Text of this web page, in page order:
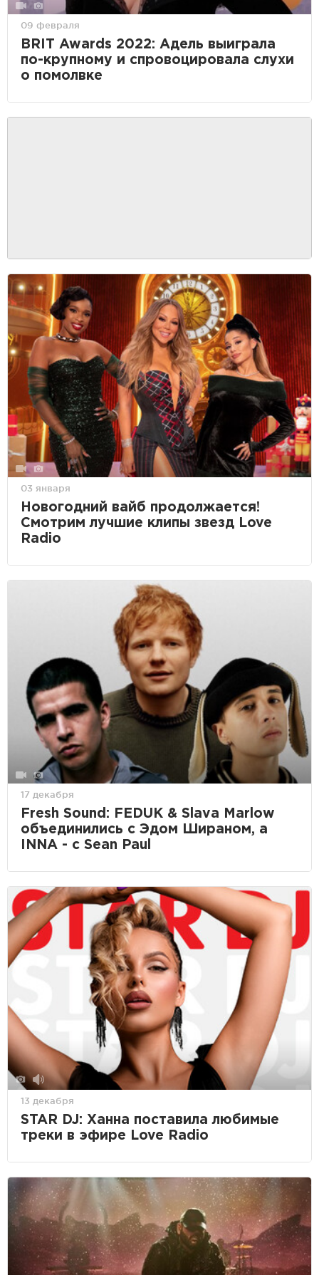
09 февраля
BRIT Awards 2022: Адель выиграла
по-крупному и спровоцировала слухи
о помолвке
03 января
Новогодний вайб продолжается!
Смотрим лучшие клипы звезд Love
Radio
17 декабря
Fresh Sound: FEDUK & Slava Marlow
объединились с Эдом Шираном, а
INNA - c Sean Paul
13 декабря
STAR DJ: Ханна поставила любимые
треки в эфире Love Radio